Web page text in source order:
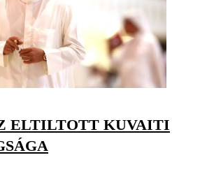
ELTILTOTT KUVAITI